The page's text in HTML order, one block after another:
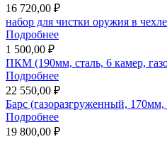
16 720,00 ₽
набор для чистки оружия в чехле
Подробнее
1 500,00 ₽
ПКМ (190мм, сталь, 6 камер,
Подробнее
22 550,00 ₽
Барс (газоразгруженный, 170мм,
Подробнее
19 800,00 ₽